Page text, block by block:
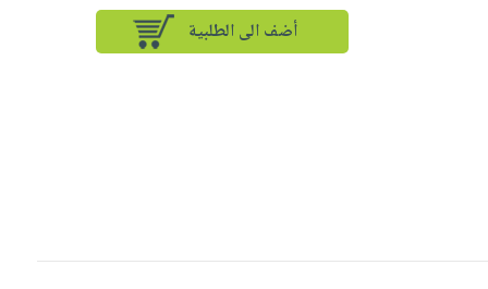
أضف الى الطلبية